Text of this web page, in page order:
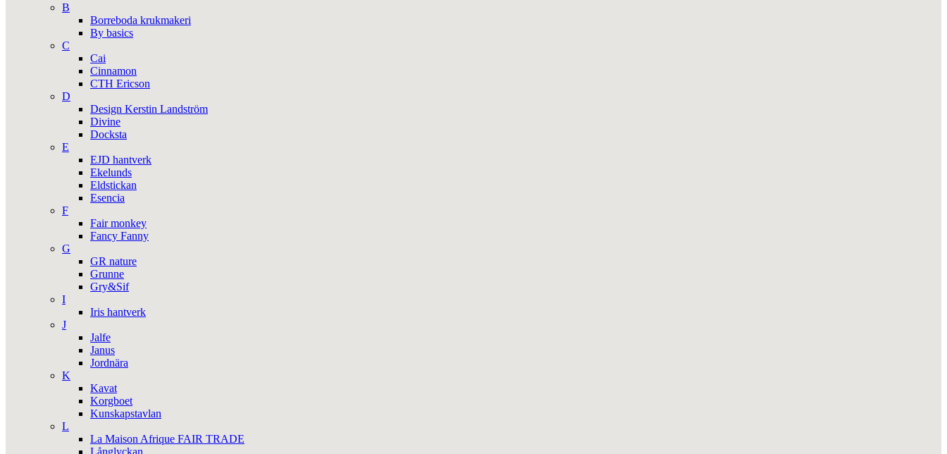
B
Borreboda krukmakeri
By basics
C
Cai
Cinnamon
CTH Ericson
D
Design Kerstin Landström
Divine
Docksta
E
EJD hantverk
Ekelunds
Eldstickan
Esencia
F
Fair monkey
Fancy Fanny
G
GR nature
Grunne
Gry&Sif
I
Iris hantverk
J
Jalfe
Janus
Jordnära
K
Kavat
Korgboet
Kunskapstavlan
L
La Maison Afrique FAIR TRADE
Långlyckan